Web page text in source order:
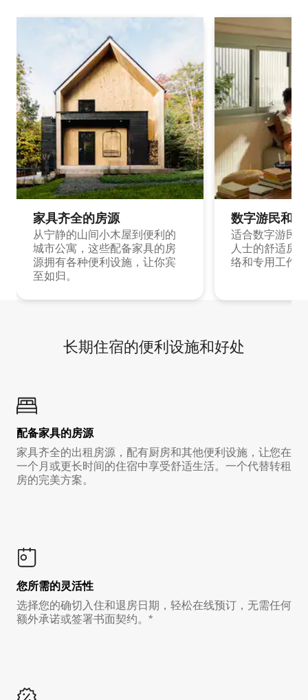
家具齐全的房源
从宁静的山间小木屋到便利的
城市公寓，这些配备家具的房
源拥有各种便利设施，让你宾
至如归。
数字游民和
适合数字游民
人士的舒适房
络和专用工作
长期住宿的便利设施和好处
配备家具的房源
家具齐全的出租房源，配有厨房和其他便利设施，让您在
一个月或更长时间的住宿中享受舒适生活。一个代替转租
房的完美方案。
您所需的灵活性
选择您的确切入住和退房日期，轻松在线预订，无需任何
额外承诺或签署书面契约。*